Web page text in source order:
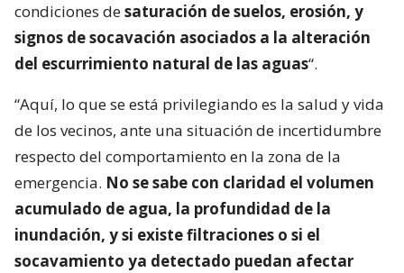
condiciones desaturación de suelos, erosión, y
signos de socavación asociados a la alteración
del escurrimiento natural de las aguas“.
“Aquí, lo que se está privilegiando es la salud y vida
de los vecinos, ante una situación de incertidumbre
respecto del comportamiento en la zona de la
emergencia. No se sabe con claridad el volumen
acumulado de agua, la profundidad de la
inundación, y si existe filtraciones o si el
socavamiento ya detectado puedan afectar